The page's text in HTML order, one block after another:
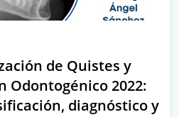
de Quistes y
Odontogénico 2022:
diagnóstico y